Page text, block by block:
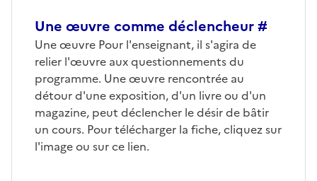
Une œuvre comme déclencheur #
Une œuvre Pour l'enseignant, il s'agira de
relier l'œuvre aux questionnements du
programme. Une œuvre rencontrée au
détour d'une exposition, d'un livre ou d'un
magazine, peut déclencher le désir de bâtir
un cours. Pour télécharger la fiche, cliquez sur
l'image ou sur ce lien.